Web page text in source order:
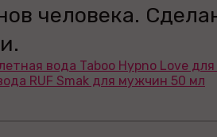
человека.
вода Taboo Hypno Love
RUF Smak для мужчин 50 мл